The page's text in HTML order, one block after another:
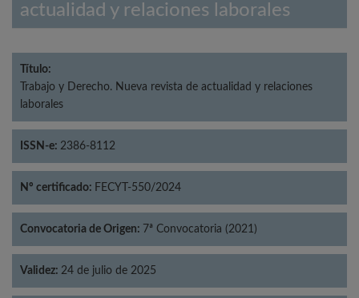
actualidad y relaciones laborales
Título:
Trabajo y Derecho. Nueva revista de actualidad y relaciones
laborales
ISSN-e: 2386-8112
Nº certificado: FECYT-550/2024
Convocatoria de Origen: 7ª Convocatoria (2021)
Validez: 24 de julio de 2025